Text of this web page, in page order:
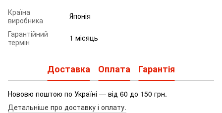
Країна
виробника
Японія
Гарантійний
термін
1 місяць
Доставка Оплата Гарантія
Нововю поштою по Україні — від 60 до 150 грн.
Детальніше про доставку і оплату.